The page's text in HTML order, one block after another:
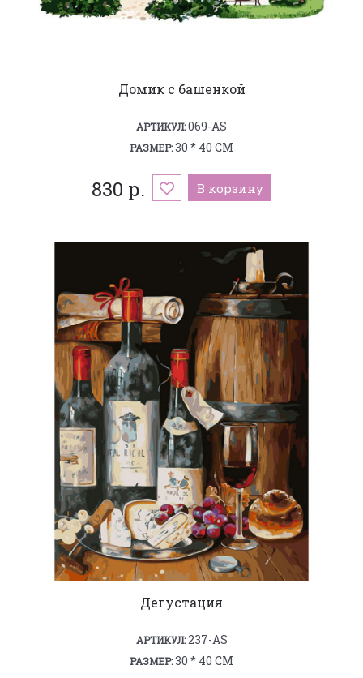
Домик с башенкой
АРТИКУЛ:069-AS
РАЗМЕР:30 * 40 СМ
830 р. В корзину
Дегустация
АРТИКУЛ:237-AS
РАЗМЕР:30 * 40 СМ